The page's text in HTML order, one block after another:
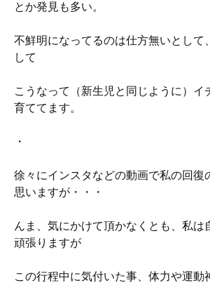
とか発見も多い。
不鮮明になってるのは仕方無いとして
して
こうなって（新生児と同じように）イ
育ててます。
・
徐々にインスタなどの動画で私の回復
思いますが・・・
んま、気にかけて頂かなくとも、私は
頑張りますが
この行程中に気付いた事、体力や運動